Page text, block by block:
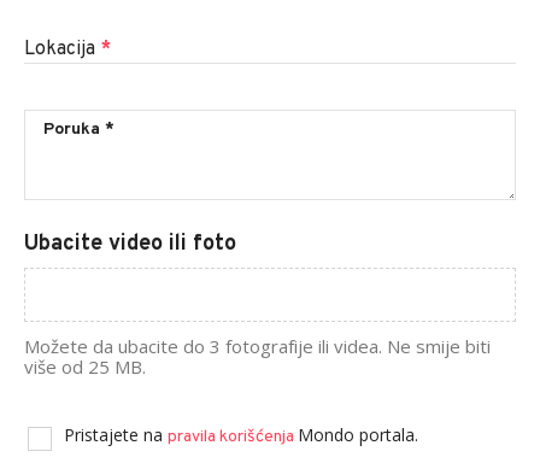
Lokacija *
Ubacite video ili foto
Možete da ubacite do 3 fotografije ili videa. Ne smije biti
više od 25 MB.
Pristajete na pravila korišćenja Mondo portala.